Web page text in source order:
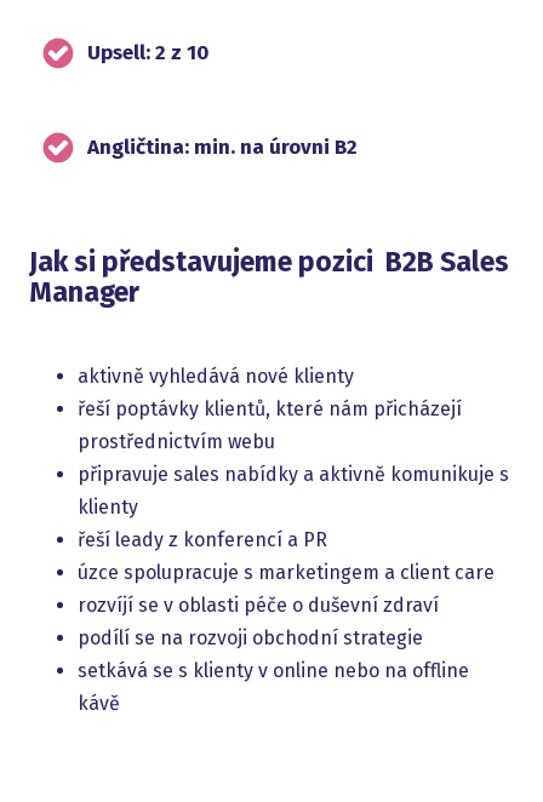
Upsell: 2 z 10
Angličtina: min. na úrovni B2
Jak si představujeme pozici B2B Sales
Manager
aktivně vyhledává nové klienty
řeší poptávky klientů, které nám přicházejí
prostřednictvím webu
připravuje sales nabídky a aktivně komunikuje s
klienty
řeší leady z konferencí a PR
úzce spolupracuje s marketingem a client care
rozvíjí se v oblasti péče o duševní zdraví
podílí se na rozvoji obchodní strategie
setkává se s klienty v online nebo na offline
kávě